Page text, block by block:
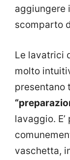
aggiungere
scomparto
Le lavatrici
molto
presentano
lavaggio.
vaschetta,